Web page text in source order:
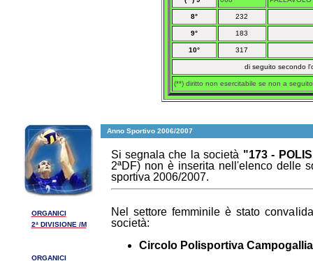
8° 232
9° 183
10° 317
di seguito secondo
(**) diritto non esercitabile se non a
ORGANICI
2ª DIVISIONE /M
ORGANICI
Anno Sportivo 2006/2007
Si segnala che la società "173 -
2ªDF) non è inserita nell'elenco delle
sportiva 2006/2007.
Nel settore femminile è stato
società:
Circolo Polisportiva